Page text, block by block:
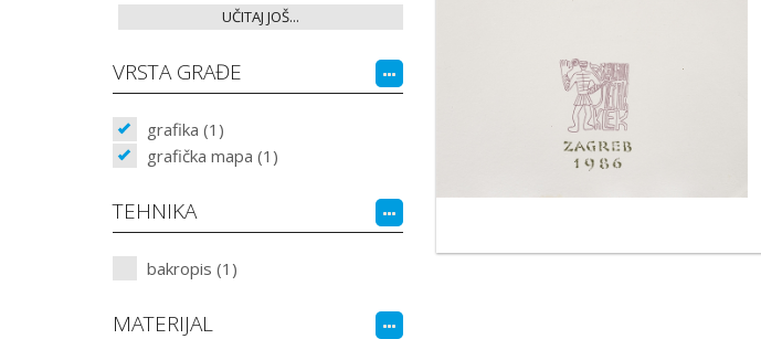
UČITAJ JOŠ...
VRSTA GRAĐE
grafika (1)
grafička mapa (1)
TEHNIKA
bakropis (1)
MATERIJAL